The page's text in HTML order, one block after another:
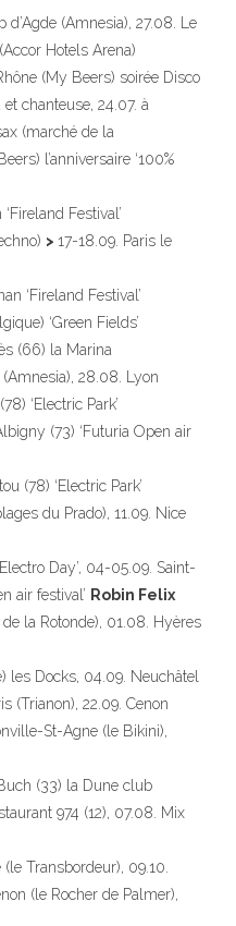
d’Agde (Amnesia), 27.08. Le
Hotels Arena)
(My Beers) soirée Disco
chanteuse, 24.07. à
(marché de la
l’anniversaire ‘100%
Festival’
> 17-18.09. Paris le
‘Fireland Festival’
‘Green Fields’
(66) la Marina
(Amnesia), 28.08. Lyon
‘Electric Park’
(73) ‘Futuria Open air
(78) ‘Electric Park’
du Prado), 11.09. Nice
Day’, 04-05.09. Saint-
air festival’ Robin Felix
la Rotonde), 01.08. Hyères
les Docks, 04.09. Neuchâtel
(Trianon), 22.09. Cenon
St-Agne (le Bikini),
(33) la Dune club
974 (12), 07.08. Mix
Transbordeur), 09.10.
(le Rocher de Palmer),